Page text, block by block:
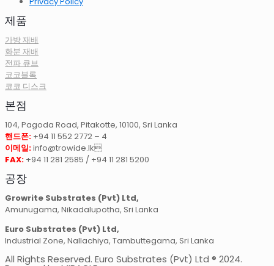
제품
가방 재배
화분 재배
전파 큐브
코코블록
코코 디스크
본점
104, Pagoda Road, Pitakotte, 10100, Sri Lanka
핸드폰: +94 11 552 2772 – 4
이메일:info@trowide.lk
FAX: +94 11 281 2585 / +94 11 281 5200
공장
Growrite Substrates (Pvt) Ltd,
Amunugama, Nikadalupotha, Sri Lanka
Euro Substrates (Pvt) Ltd,
Industrial Zone, Nallachiya, Tambuttegama, Sri Lanka
All Rights Reserved. Euro Substrates (Pvt) Ltd ® 2024.